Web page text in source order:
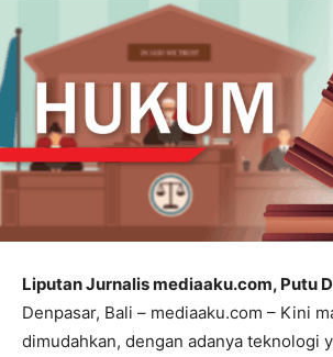
Liputan Jurnalis mediaaku.com, Putu
Denpasar, Bali – mediaaku.com – Kini
dimudahkan, dengan adanya teknologi